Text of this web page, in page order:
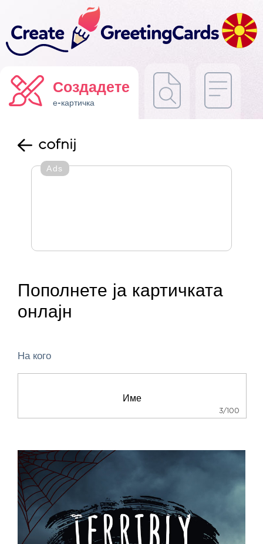
Создадете
е-картичка
cofnij
Ads
Пополнете ја картичката
онлајн
На кого
3/100